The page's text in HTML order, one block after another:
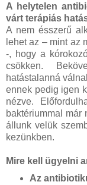
A helytelen
várt terápiás
A nem ésszerű
lehet az – mint az
-, hogy a
csökken.
hatástalanná
ennek pedig igen
nézve.
baktériummal már
állunk velük
kezünkben.
Mire kell ügyelni
Az